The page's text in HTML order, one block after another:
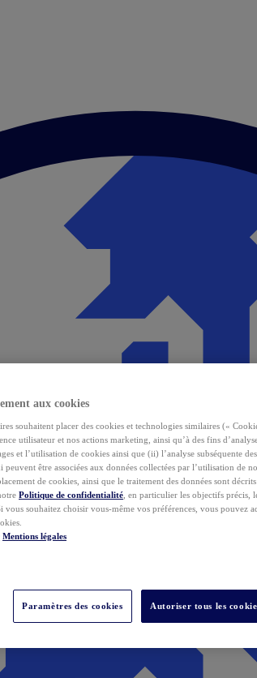
aux cookies
souhaitent placer des cookies et technologies similaires («
utilisateur et nos actions marketing, ainsi qu’à des fins
et l’utilisation de cookies ainsi que (ii) l’analyse subséquente
être associées aux données collectées par l’utilisation de
de cookies, ainsi que le traitement des données sont
Politique de confidentialité , en particulier les objectifs précis,
vous souhaitez choisir vous-même vos préférences, vous pouvez
Mentions légales
Paramètres des cookies Autoriser tous les